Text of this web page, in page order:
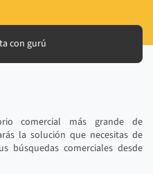
con gurú
comercial más grande de
la solución que necesitas de
búsquedas comerciales desde